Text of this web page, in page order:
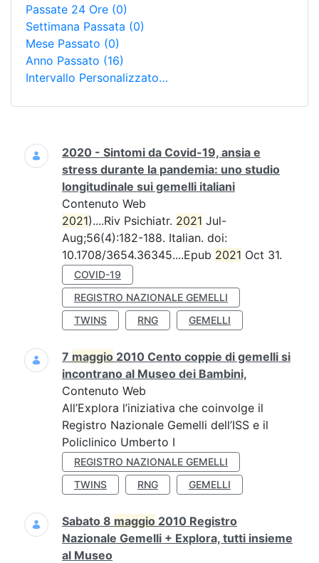
Passate 24 Ore (0)
Settimana Passata (0)
Mese Passato (0)
Anno Passato (16)
Intervallo Personalizzato…
Ricerca
2020 - Sintomi da Covid-19, ansia e
stress durante la pandemia: uno studio
longitudinale sui gemelli italiani
Contenuto Web
2021)....Riv Psichiatr. 2021 Jul-
Aug;56(4):182-188. Italian. doi:
10.1708/3654.36345....Epub 2021 Oct 31.
COVID-19
REGISTRO NAZIONALE GEMELLI
TWINS
RNG GEMELLI
7 maggio 2010 Cento coppie di gemelli si
incontrano al Museo dei Bambini,
Contenuto Web
All’Explora l’iniziativa che coinvolge il
Registro Nazionale Gemelli dell’ISS e il
Policlinico Umberto I
REGISTRO NAZIONALE GEMELLI
TWINS
RNG GEMELLI
Sabato 8 maggio 2010 Registro
Nazionale Gemelli + Explora, tutti insieme
al Museo